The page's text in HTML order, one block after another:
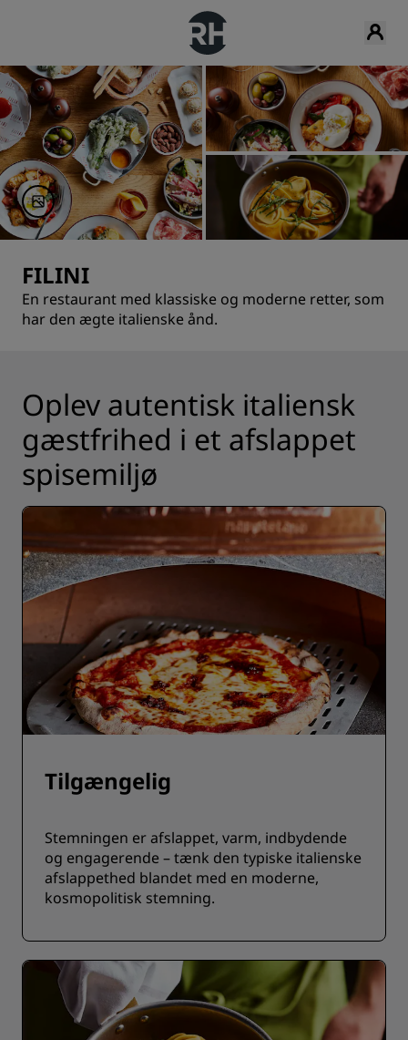
FILINI
En restaurant med klassiske og moderne retter, som
har den ægte italienske ånd.
Oplev autentisk italiensk
gæstfrihed i et afslappet
spisemiljø
Tilgængelig
Stemningen er afslappet, varm, indbydende
og engagerende – tænk den typiske italienske
afslappethed blandet med en moderne,
kosmopolitisk stemning.